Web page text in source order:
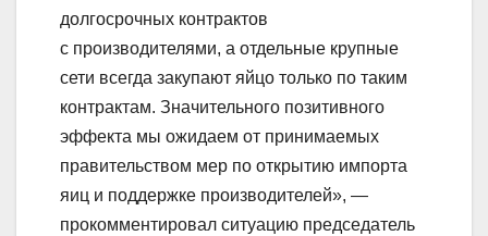
долгосрочных контрактов
с производителями, а отдельные крупные
сети всегда закупают яйцо только по таким
контрактам. Значительного позитивного
эффекта мы ожидаем от принимаемых
правительством мер по открытию импорта
яиц и поддержке производителей», —
прокомментировал ситуацию председатель